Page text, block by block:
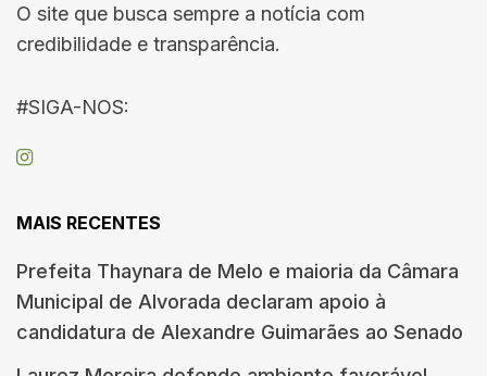
O site que busca sempre a notícia com
credibilidade e transparência.
#SIGA-NOS:
MAIS RECENTES
Prefeita Thaynara de Melo e maioria da Câmara
Municipal de Alvorada declaram apoio à
candidatura de Alexandre Guimarães ao Senado